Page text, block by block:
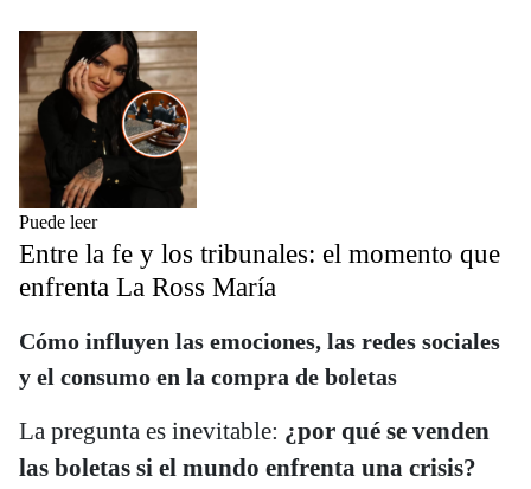
Puede leer
Entre la fe y los tribunales: el momento que
enfrenta La Ross María
Cómo influyen las emociones, las redes sociales
y el consumo en la compra de boletas
La pregunta es inevitable: ¿por qué se venden
las boletas si el mundo enfrenta una crisis?